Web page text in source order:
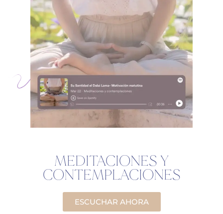
MEDITACIONES Y
CONTEMPLACIONES
ESCUCHAR AHORA